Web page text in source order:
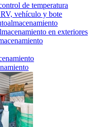
de temperatura
vehículo y bote
en exteriores